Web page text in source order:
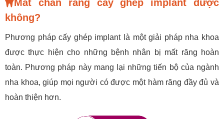
Mất chân răng cấy ghép implant được
không?
Phương pháp cấy ghép implant là một giải pháp nha khoa
được thực hiện cho những bệnh nhân bị mất răng hoàn
toàn. Phương pháp này mang lại những tiến bộ của ngành
nha khoa, giúp mọi người có được một hàm răng đầy đủ và
hoàn thiện hơn.